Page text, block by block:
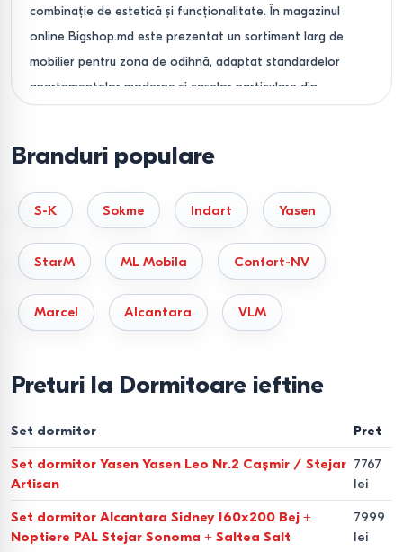
combinație de estetică și funcționalitate. În magazinul
online Bigshop.md este prezentat un sortiment larg de
mobilier pentru zona de odihnă, adaptat standardelor
apartamentelor moderne și caselor particulare din
cont de parametrii dumneavoastră individuali.
Alegerea setului de dormitor
— din ce se compune
confortul?
Pentru ca mobilierul să servească mult timp și să fie
confortabil, este important să aveți în vedere ierarhia
Paturile.Elementul central. Sunt disponibile modele cu
(piele eco, velur). Dimensiuni populare: 160x200 cm,
140x200 cm și 180x200 cm.
Sistemele de depozitare. Dulapuri-cupe încăpătoare,
dulapuri de colț, comode și noptiere.
Branduri populare
S-K Sokme Indart Yasen
StarM ML Mobila Confort-NV
Marcel Alcantara VLM
Preturi la Dormitoare ieftine
Set dormitor Pret
Set dormitor Yasen Yasen Leo Nr.2 Cașmir / Stejar
Artisan
7767
lei
Set dormitor Alcantara Sidney 160x200 Bej +
Noptiere PAL Stejar Sonoma + Saltea Salt
7999
lei